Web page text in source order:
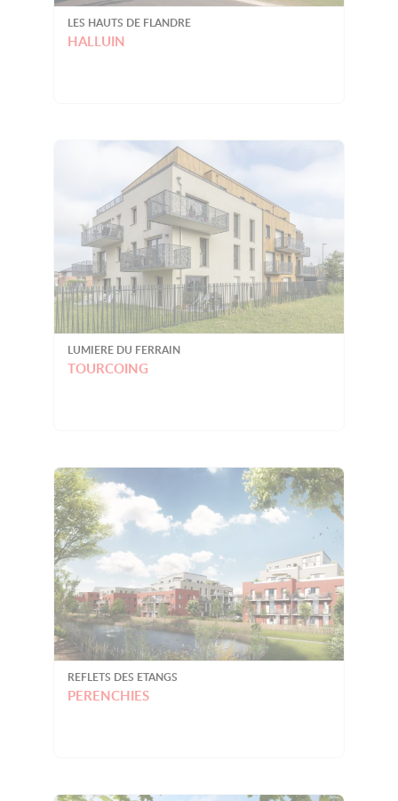
LES HAUTS DE FLANDRE
HALLUIN
LUMIERE DU FERRAIN
TOURCOING
REFLETS DES ETANGS
PERENCHIES